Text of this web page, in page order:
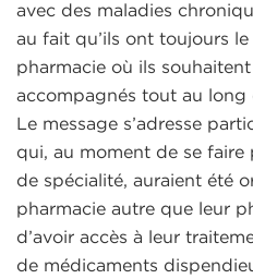
avec des maladies
au fait qu’ils ont toujours
pharmacie où ils
accompagnés tout au long
Le message s’adresse
qui, au moment de se
de spécialité, auraient été
pharmacie autre que leur
d’avoir accès à leur
de médicaments